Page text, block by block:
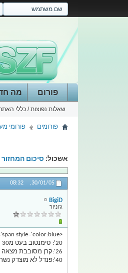
פורום
שאלות נפוצות / כללי
מה
פורומים פורומי
אשכול: סיכום המחזור ה19 בליגת
30/01/05,
08:32
BigiD
ג'וניור
<span style='color:blue'>הפועל פ"ת</span>2-1
20': סימנטוב בעט מ30 מטר כדור מסובב שהפתיע את רפי כהן.
26':קרן מסובבת מצאה את ראשו של דוריצ'יץ שנגח פנימה.
40':פנדל לא מוצדק נשרק לטובת נצרת עילית.סימנטוב בעט וקבע את תוצאת הסיום.